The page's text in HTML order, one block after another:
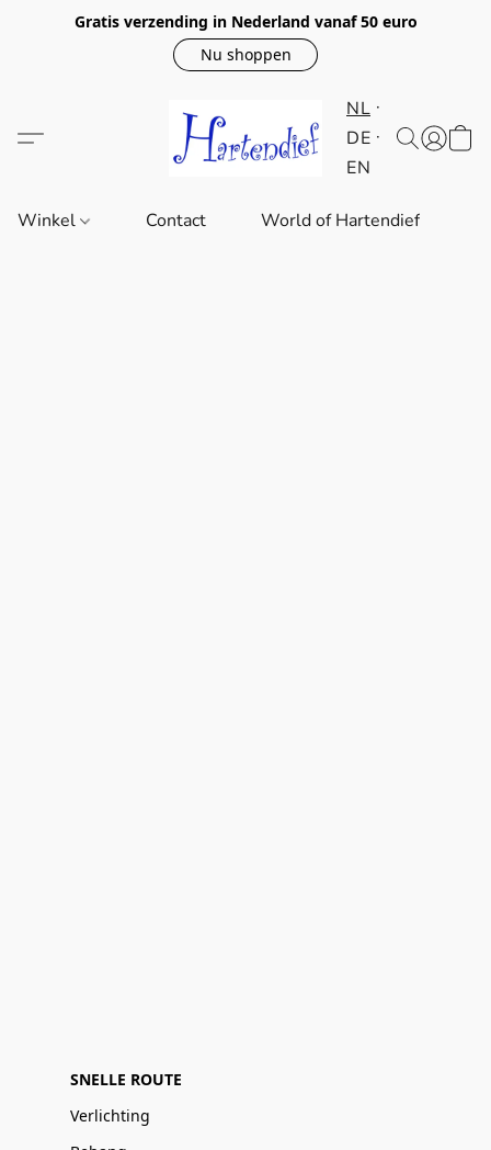
Gratis verzending in Nederland vanaf 50 euro
Nu shoppen
NL
DE
EN
Winkel Contact World of Hartendief
SNELLE ROUTE
Verlichting